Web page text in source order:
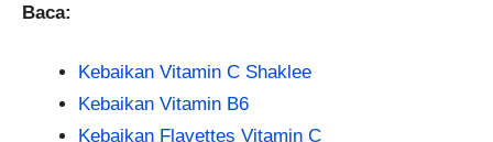
Baca:
Kebaikan Vitamin C Shaklee
Kebaikan Vitamin B6
Kebaikan Flavettes Vitamin C